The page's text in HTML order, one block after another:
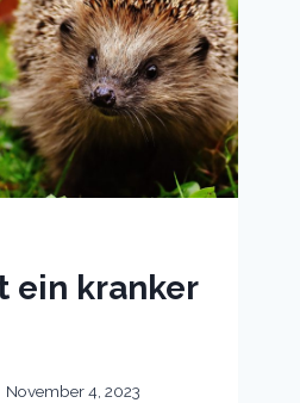
ein kranker
November 4, 2023